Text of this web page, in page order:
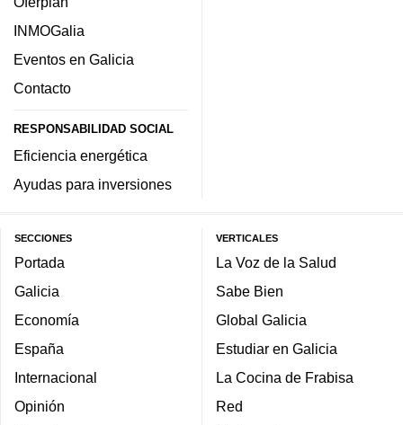
INMOGalia
Eventos en Galicia
Contacto
RESPONSABILIDAD SOCIAL
Eficiencia energética
Ayudas para inversiones
SECCIONES
Portada
Galicia
Economía
España
Internacional
Opinión
VERTICALES
La Voz de la Salud
Sabe Bien
Global Galicia
Estudiar en Galicia
La Cocina de Frabisa
Red